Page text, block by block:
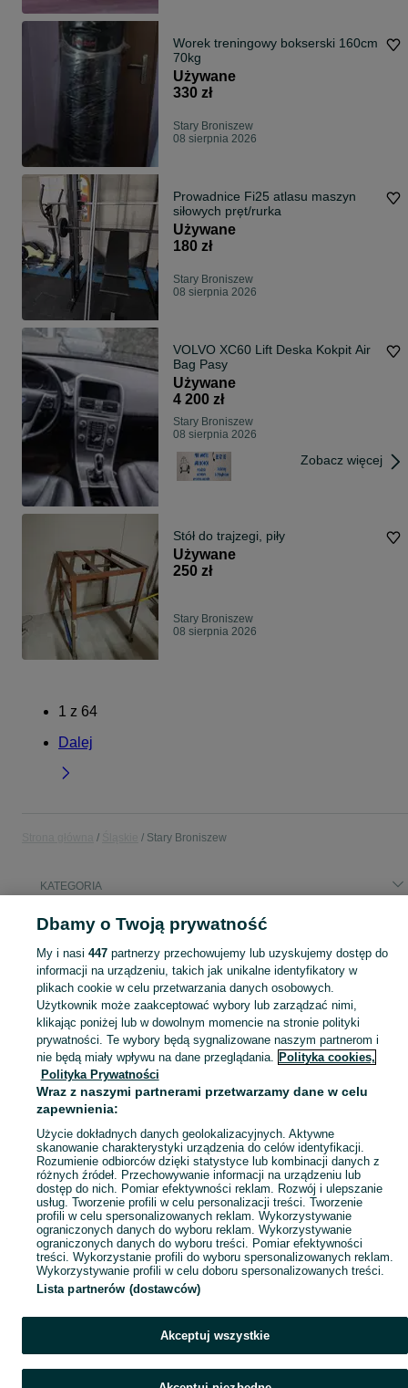
Worek treningowy bokserski 160cm
70kg
Używane
330 zł
Stary Broniszew
08 sierpnia 2026
Prowadnice Fi25 atlasu maszyn
siłowych pręt/rurka
Używane
180 zł
Stary Broniszew
08 sierpnia 2026
VOLVO XC60 Lift Deska Kokpit Air
Bag Pasy
Używane
4 200 zł
Stary Broniszew
08 sierpnia 2026
Zobacz więcej
Stół do trajzegi, piły
Używane
250 zł
Stary Broniszew
08 sierpnia 2026
1 z 64
Dalej
Stary Broniszew
KATEGORIA
Popularne wyszukiwania
wóz deski woza deski burty obornik praca deski wozu
Skorzystaj z największego serwisu ogłoszeniowego - Stary Broniszew i okolice! Kupuj to, czego pragniesz i sprzedawaj to, czego już nie potrzebujesz! Zobacz
Mapa kategorii
Mapa miejscowości
Mapa ministron
Popularne wyszukiwania
Dbamy o Twoją prywatność
My i nasi 447partnerzy przechowujemy lub uzyskujemy dostęp do
informacji na urządzeniu, takich jak unikalne identyfikatory w
plikach cookie w celu przetwarzania danych osobowych.
Użytkownik może zaakceptować wybory lub zarządzać nimi,
klikając poniżej lub w dowolnym momencie na stronie polityki
prywatności. Te wybory będą sygnalizowane naszym partnerom i
nie będą miały wpływu na dane przeglądania. Polityka cookies,
Polityka Prywatności
Wraz z naszymi partnerami przetwarzamy dane w celu
zapewnienia:
Użycie dokładnych danych geolokalizacyjnych. Aktywne
skanowanie charakterystyki urządzenia do celów identyfikacji.
Rozumienie odbiorców dzięki statystyce lub kombinacji danych z
różnych źródeł. Przechowywanie informacji na urządzeniu lub
dostęp do nich. Pomiar efektywności reklam. Rozwój i ulepszanie
usług. Tworzenie profili w celu personalizacji treści. Tworzenie
profili w celu spersonalizowanych reklam. Wykorzystywanie
ograniczonych danych do wyboru reklam. Wykorzystywanie
ograniczonych danych do wyboru treści. Pomiar efektywności
treści. Wykorzystanie profili do wyboru spersonalizowanych reklam.
Wykorzystywanie profili w celu doboru spersonalizowanych treści.
Lista partnerów (dostawców)
Akceptuj wszystkie